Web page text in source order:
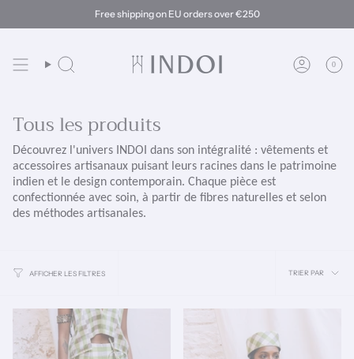
Free shipping on EU orders over €250
Recherche Compte
0
Tous les produits
Découvrez l'univers INDOI dans son intégralité : vêtements et
accessoires artisanaux puisant leurs racines dans le patrimoine
indien et le design contemporain. Chaque pièce est
confectionnée avec soin, à partir de fibres naturelles et selon
des méthodes artisanales.
AFFICHER LES FILTRES Trier
TRIER PAR